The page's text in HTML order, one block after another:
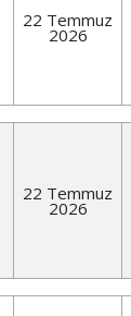
22 Temmuz
2026
22 Temmuz
2026